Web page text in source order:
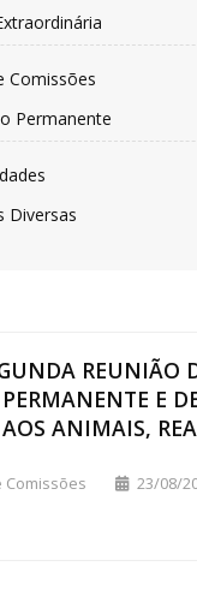
REUNIÃO
E
AOS ANIMAIS,
Comissões 23/08/
Comissões
Permanente
Diversas